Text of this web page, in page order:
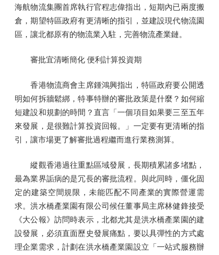
海航物流集團首席執行官程志偉指出，短期內已兩度搬
倉，期望特區政府有更清晰的指引，並建設現代物流園
區，讓北都原有的物流業入駐，完善物流產業鏈。
審批宜清晰簡化 便利計算投資期
香港物流商會主席鍾鴻興指出，特區政府要公開透
明如何拆牆鬆綁，特事特辦的審批政策是什麼？如何縮
短建設和規劃的時間？直言「一個項目如果要三至五年
來發展，是很難計算投資回報。」一定要有更清晰的指
引，讓市場更了解審批過程繼而進行業務測算。
縱觀香港過往重點區域發展，長期積累諸多堵點，
最為業界詬病的是冗長的審批流程。與此同時，僵化固
定的建築空間規限，未能匹配不同產業的實際營運需
求。洪水橋產業園有限公司候任董事局主席林健鋒接受
《大公報》訪問時表示，北都尤其是洪水橋產業園的建
設發展，必須直面歷史發展痛點，要以具彈性的方式處
理企業需求，計劃在洪水橋產業園設立「一站式服務辦